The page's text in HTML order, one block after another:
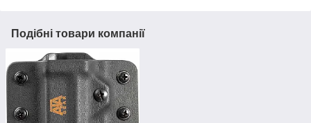
Подібні товари компанії